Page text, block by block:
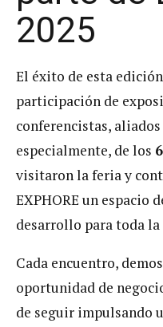
2025
El éxito de esta
participación de
conferencistas,
especialmente, de los
visitaron la feria y
EXPHORE un espacio
desarrollo para toda
Cada encuentro,
oportunidad de
de seguir impulsando